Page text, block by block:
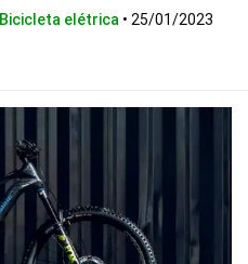
Bicicleta elétrica • 25/01/2023